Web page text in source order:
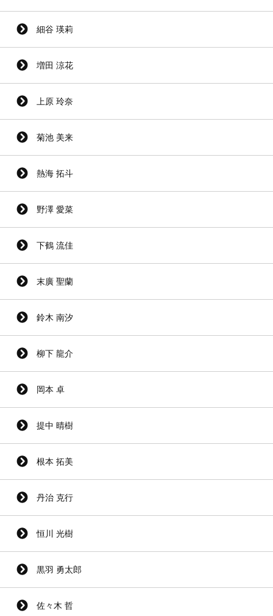
細谷 瑛莉
増田 涼花
上原 玲奈
菊池 美来
熱海 拓斗
野澤 愛菜
下鶴 流佳
末廣 聖蘭
鈴木 南汐
柳下 龍介
岡本 卓
提中 晴樹
根本 拓美
丹治 克行
恒川 光樹
黒羽 勇太郎
佐々木 哲